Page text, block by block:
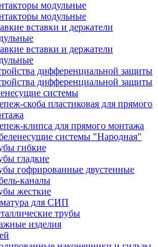
модульные
модульные
вставки и держатели
вставки и держатели
дифференциальной защиты
дифференциальной защиты
системы
скоба пластиковая для прямого
клипса для прямого монтажа
системы "Народная"
гибкие
гладкие
гофрированные двустенные
каналы
жесткие
для СИП
трубы
изделия